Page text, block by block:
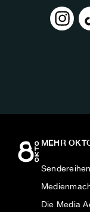
MEHR
Sendereihen
Die Media